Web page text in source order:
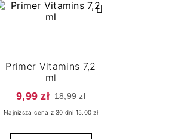
Primer Vitamins 7,2
ml
9,99 zł 18,99 zł
Najniższa cena z 30 dni 15.00 zł